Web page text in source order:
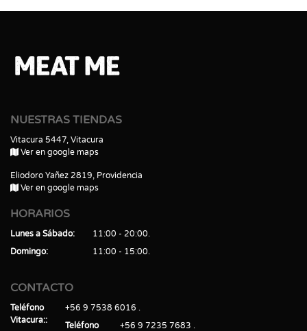
NUESTRAS TIENDAS
Vitacura 5447, Vitacura
Ver en google maps
Eliodoro Yañez 2819, Providencia
Ver en google maps
HORARIOS
Lunes a Sábado
11:00 - 20:00
Domingo
11:00 - 15:00
CONTACTO
Teléfono
Vitacura:
+56 9 7538 6016
Teléfono
+56 9 7235 7683